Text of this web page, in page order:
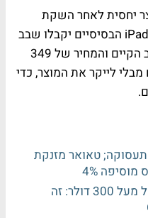
יחסית לאחר השקת
הדגמים הנוכחיים במרץ. דגמי ה-iPad הבסיסיים יקבלו שבב
מהיר יותר, תוך שמירה על העיצוב הקיים והמחיר של 349
לייקר את המוצר, כדי
טאואר מזנקת
רמקול בצורת דונאט במחיר של מעל 300 דולר: זה